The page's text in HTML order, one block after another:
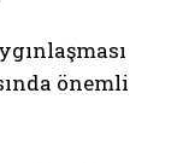
önemli